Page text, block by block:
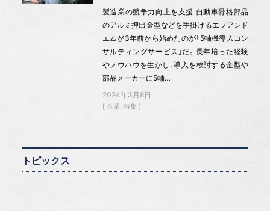
製造業の競争力向上を支援 自動車骨格部品
のアルミ押出金型などを手掛けるエフアンド
エムが3年前から始めたのが「5軸機導入コン
サルティングサービス」だ。長年培った経験
やノウハウを生かし、導入を検討する金型や
部品メーカーに5軸…
2024年3月8日
企業 特集
トピックス